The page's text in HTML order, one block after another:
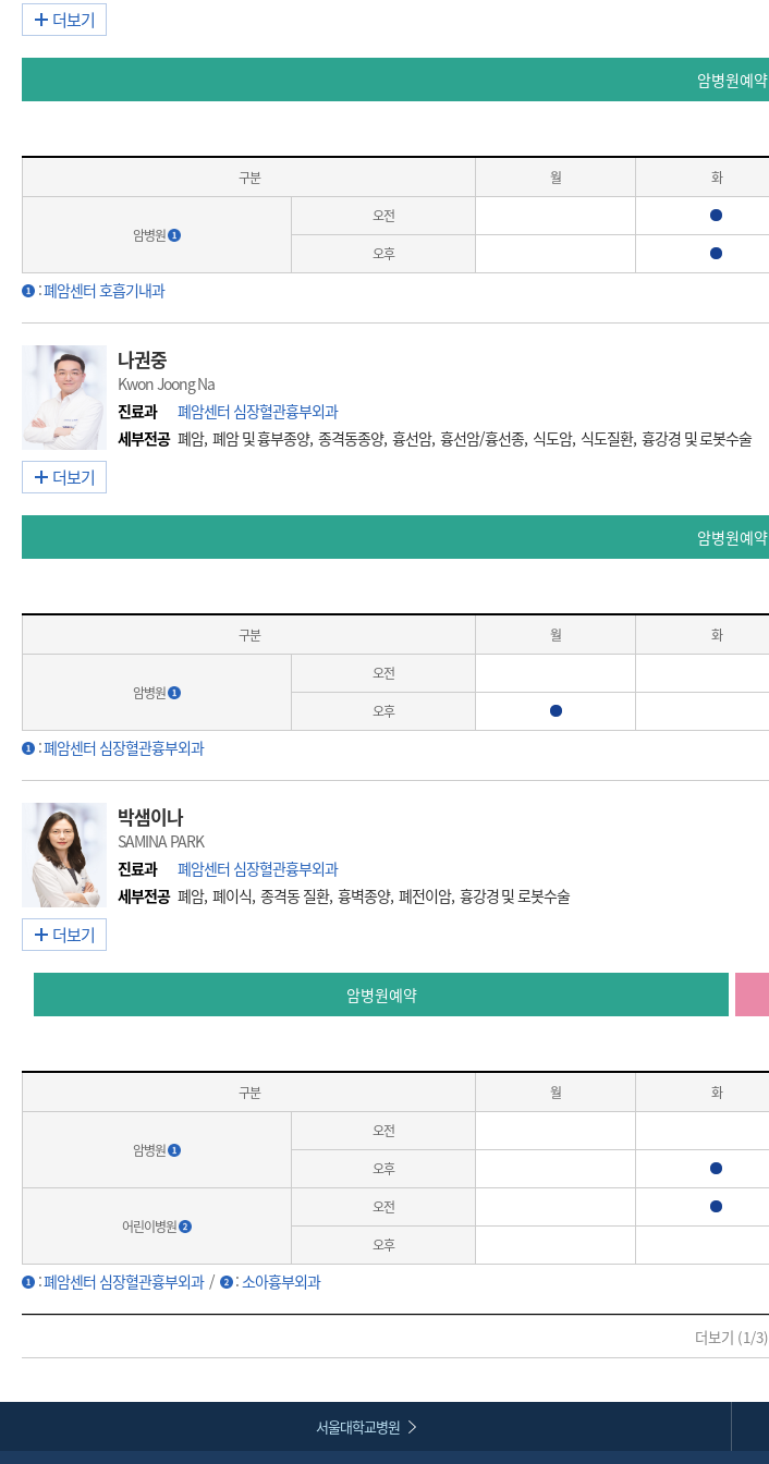
더보기
암병원예약
구분 월 화
암병원
오전
오후
:폐암센터 호흡기내과
더보기
나권중
Kwon Joong Na
진료과
폐암센터 심장혈관흉부외과
세부전공 폐암, 폐암 및 흉부종양, 종격동종양, 흉선암, 흉선암/흉선종, 식도암, 식도질환, 흉강경 및 로봇수술
암병원예약
구분 월 화
암병원
오전
오후
진료
:폐암센터 심장혈관흉부외과
더보기
박샘이나
SAMINA PARK
진료과
폐암센터 심장혈관흉부외과
세부전공 폐암, 폐이식, 종격동 질환, 흉벽종양, 폐전이암, 흉강경 및 로봇수술
암병원예약
구분 월 화
암병원
오전
오후
어린이병원
오전
오후
:폐암센터 심장혈관흉부외과 / :소아흉부외과
더보기 (1/3)
서울대학교병원